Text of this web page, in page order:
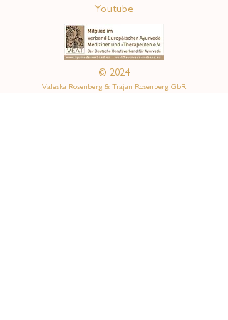
Youtube
© 2024
Valeska Rosenberg & Trajan Rosenberg GbR